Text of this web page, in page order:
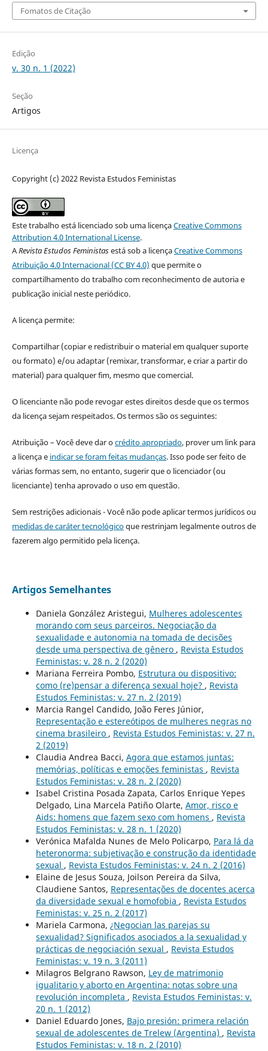
Fomatos de Citação
Edição
v. 30 n. 1 (2022)
Seção
Artigos
Licença
Copyright (c) 2022 Revista Estudos Feministas
Este trabalho está licenciado sob uma licençaCreative Commons
Attribution 4.0 International License.
ARevista Estudos Feministasestá sob a licençaCreative Commons
Atribuição 4.0 Internacional (CC BY 4.0) que permite o
compartilhamento do trabalho com reconhecimento de autoria e
publicação inicial neste periódico.
A licença permite:
Compartilhar (copiar e redistribuir o material em qualquer suporte
ou formato) e/ou adaptar (remixar, transformar, e criar a partir do
material) para qualquer fim, mesmo que comercial.
O licenciante não pode revogar estes direitos desde que os termos
da licença sejam respeitados. Os termos são os seguintes:
Atribuição – Você deve dar ocrédito apropriado, prover um link para
a licença e indicar se foram feitas mudanças. Isso pode ser feito de
várias formas sem, no entanto, sugerir que o licenciador (ou
licenciante) tenha aprovado o uso em questão.
Sem restrições adicionais - Você não pode aplicar termos jurídicos ou
medidas de caráter tecnológicoque restrinjam legalmente outros de
fazerem algo permitido pela licença.
Artigos Semelhantes
Daniela González Aristegui, Mulheres adolescentes
morando com seus parceiros. Negociação da
sexualidade e autonomia na tomada de decisões
desde uma perspectiva de gênero , Revista Estudos
Feministas: v. 28 n. 2 (2020)
Mariana Ferreira Pombo, Estrutura ou dispositivo:
como (re)pensar a diferença sexual hoje? , Revista
Estudos Feministas: v. 27 n. 2 (2019)
Marcia Rangel Candido, João Feres Júnior,
Representação e estereótipos de mulheres negras no
cinema brasileiro , Revista Estudos Feministas: v. 27 n.
2 (2019)
Claudia Andrea Bacci, Agora que estamos juntas:
memórias, políticas e emoções feministas , Revista
Estudos Feministas: v. 28 n. 2 (2020)
Isabel Cristina Posada Zapata, Carlos Enrique Yepes
Delgado, Lina Marcela Patiño Olarte, Amor, risco e
Aids: homens que fazem sexo com homens , Revista
Estudos Feministas: v. 28 n. 1 (2020)
Verónica Mafalda Nunes de Melo Policarpo, Para lá da
heteronorma: subjetivação e construção da identidade
sexual , Revista Estudos Feministas: v. 24 n. 2 (2016)
Elaine de Jesus Souza, Joilson Pereira da Silva,
Claudiene Santos, Representações de docentes acerca
da diversidade sexual e homofobia , Revista Estudos
Feministas: v. 25 n. 2 (2017)
Mariela Carmona, ¿Negocian las parejas su
sexualidad? Significados asociados a la sexualidad y
prácticas de negociación sexual , Revista Estudos
Feministas: v. 19 n. 3 (2011)
Milagros Belgrano Rawson, Ley de matrimonio
igualitario y aborto en Argentina: notas sobre una
revolución incompleta , Revista Estudos Feministas: v.
20 n. 1 (2012)
Daniel Eduardo Jones, Bajo presión: primera relación
sexual de adolescentes de Trelew (Argentina) , Revista
Estudos Feministas: v. 18 n. 2 (2010)